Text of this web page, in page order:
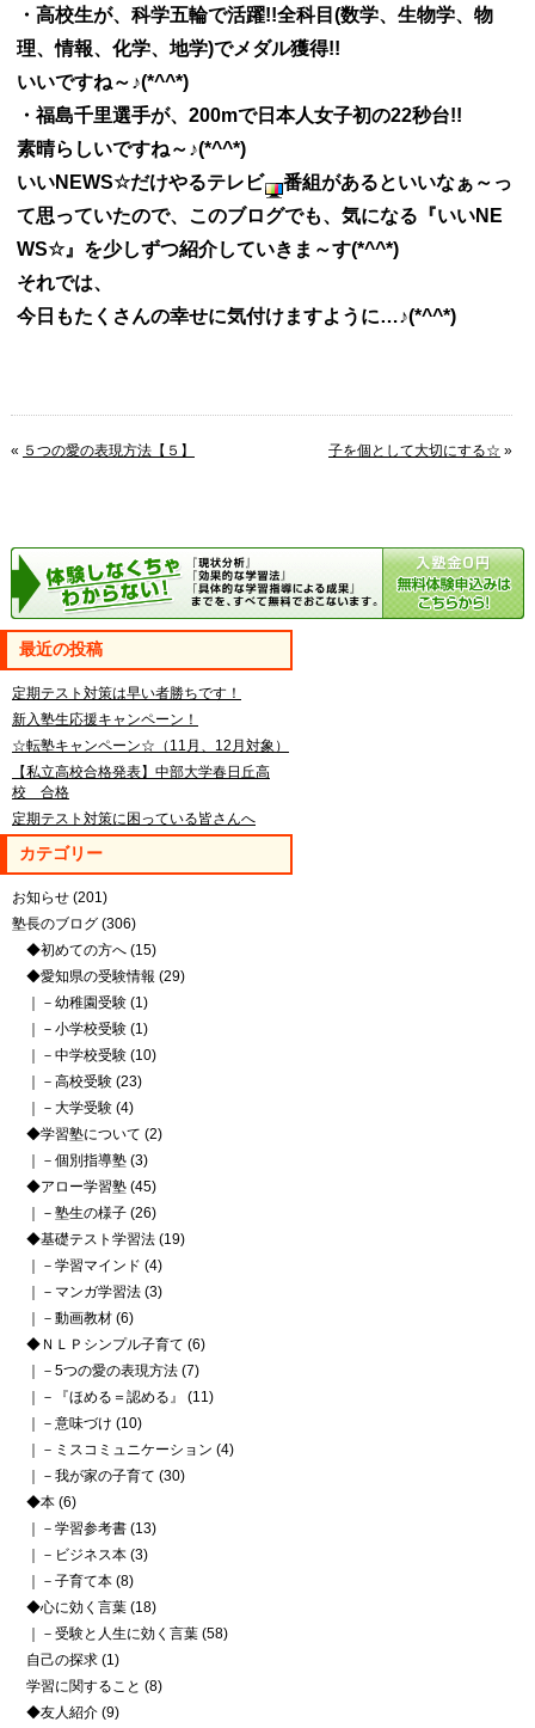
・高校生が、科学五輪で活躍!!全科目(数学、生物学、物
理、情報、化学、地学)でメダル獲得!!
いいですね～♪(*^^*)
・福島千里選手が、200mで日本人女子初の22秒台!!
素晴らしいですね～♪(*^^*)
いいNEWS☆だけやるテレビ
番組があるといいなぁ～っ
て思っていたので、このブログでも、気になる『いいNE
WS☆』を少しずつ紹介していきま～す(*^^*)
それでは、
今日もたくさんの幸せに気付けますように…♪(*^^*)
« ５つの愛の表現方法【５】 子を個として大切にする☆ »
最近の投稿
定期テスト対策は早い者勝ちです！
新入塾生応援キャンペーン！
☆転塾キャンペーン☆（11月、12月対象）
【私立高校合格発表】中部大学春日丘高
校 合格
定期テスト対策に困っている皆さんへ
カテゴリー
お知らせ (201)
塾長のブログ (306)
◆初めての方へ(15)
◆愛知県の受験情報 (29)
｜－幼稚園受験(1)
｜－小学校受験(1)
｜－中学校受験(10)
｜－高校受験(23)
｜－大学受験(4)
◆学習塾について (2)
｜－個別指導塾(3)
◆アロー学習塾(45)
｜－塾生の様子(26)
◆基礎テスト学習法(19)
｜－学習マインド (4)
｜－マンガ学習法(3)
｜－動画教材(6)
◆ＮＬＰシンプル子育て (6)
｜－5つの愛の表現方法(7)
｜－『ほめる＝認める』
(11)
｜－意味づけ (10)
｜－ミスコミュニケーション (4)
｜－我が家の子育て (30)
◆本(6)
｜－学習参考書(13)
｜－ビジネス本(3)
｜－子育て本(8)
◆心に効く言葉(18)
｜－受験と人生に効く言葉(58)
自己の探求(1)
学習に関すること (8)
◆友人紹介(9)